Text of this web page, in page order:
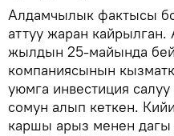
Алдамчылык фактысы
аттуу жаран
жылдын 25-майында
компаниясынын
уюмга инвестиция
сомун алып кеткен.
каршы арыз менен дагы